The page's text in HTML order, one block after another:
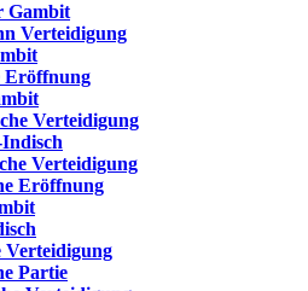
Gambit
Verteidigung
Eröffnung
Verteidigung
Verteidigung
Eröffnung
Verteidigung
Partie